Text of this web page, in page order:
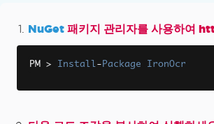
IronOCR 유틸리티
OCR 영역 좌표
문제 해결 가이드
NuGet 패키지 관리자를 사용하
PM > Install- Package IronOcr